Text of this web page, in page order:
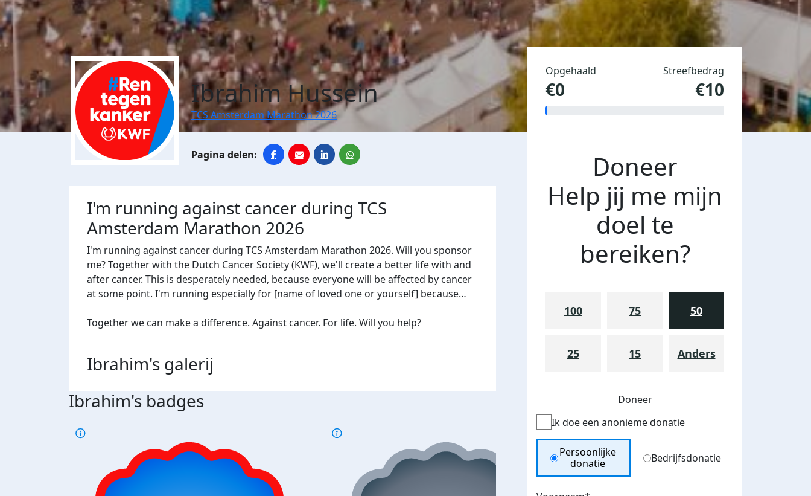
Ibrahim Hussein
TCS Amsterdam Marathon 2026
I'm running against cancer during TCS
Amsterdam Marathon 2026
I'm running against cancer during TCS Amsterdam Marathon 2026. Will you sponsor
me? Together with the Dutch Cancer Society (KWF), we'll create a better life with and
after cancer. This is desperately needed, because everyone will be affected by cancer
at some point. I'm running especially for [name of loved one or yourself] because…
Together we can make a difference. Against cancer. For life. Will you help?
Ibrahim's galerij
Ibrahim's badges
Opgehaald
€0
Streefbedrag
€10
Doneer
Help jij me mijn
doel te
bereiken?
100 75 50
25 15 Anders
Doneer
Ik doe een anonieme donatie
Donation Type
Persoonlijke
donatie
Bedrijfsdonatie